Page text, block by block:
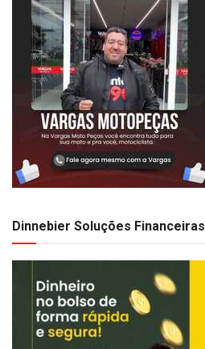
Dinnebier Soluções Financeiras